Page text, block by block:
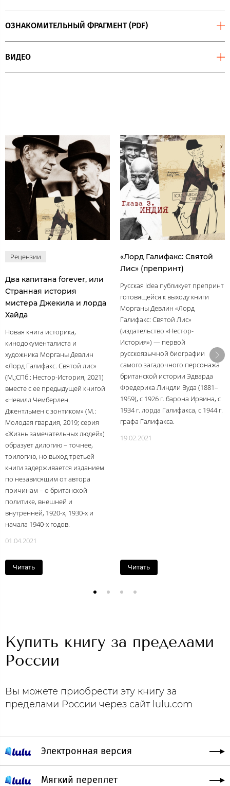
ОЗНАКОМИТЕЛЬНЫЙ ФРАГМЕНТ (PDF)
ВИДЕО
Рецензии
Два капитана forever, или
Странная история
мистера Джекила и лорда
Хайда
Новая книга историка,
кинодокументалиста и
художника Морганы Девлин
«Лорд Галифакс. Святой лис»
(М.;СПб.: Нестор-История, 2021)
вместе с ее предыдущей книгой
«Невилл Чемберлен.
Джентльмен с зонтиком» (М.:
Молодая гвардия, 2019; серия
«Жизнь замечательных людей»)
образует дилогию – точнее,
трилогию, но выход третьей
книги задерживается изданием
по независящим от автора
причинам – о британской
политике, внешней и
внутренней, 1920-х, 1930-х и
начала 1940-х годов.
01.04.2021
Читать
«Лорд Галифакс: Святой
Лис» (препринт)
Русская Idea публикует препринт
готовящейся к выходу книги
Морганы Девлин «Лорд
Галифакс: Святой Лис»
(издательство «Нестор-
История») — первой
русскоязычной биографии
самого загадочного персонажа
британской истории Эдварда
Фредерика Линдли Вуда (1881–
1959), с 1926 г. барона Ирвина, с
1934 г. лорда Галифакса, с 1944 г.
графа Галифакса.
19.02.2021
Читать
Купить книгу за пределами
России
Вы можете приобрести эту книгу за
пределами России через сайт lulu.com
Электронная версия
Мягкий переплет